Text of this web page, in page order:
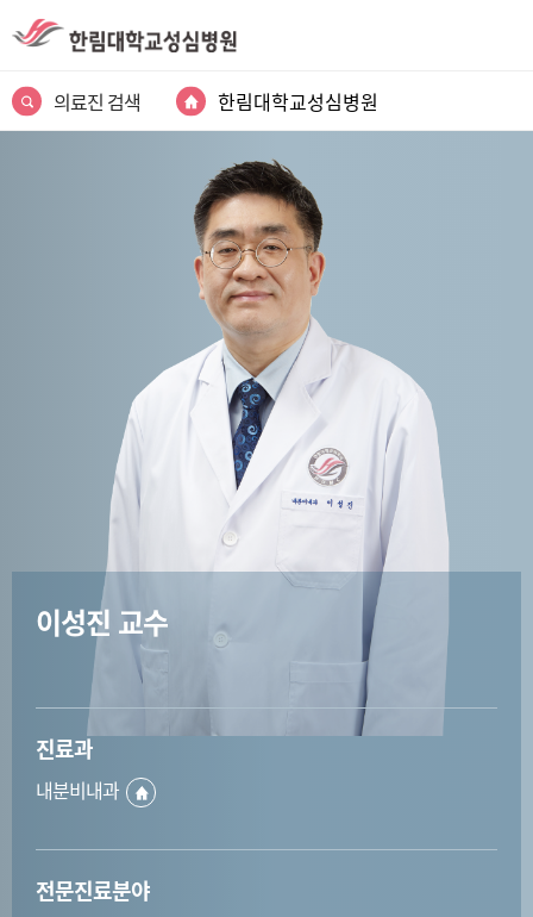
의료진 검색 한림대학교성심병원
이성진 교수
진료과
내분비내과
전문진료분야